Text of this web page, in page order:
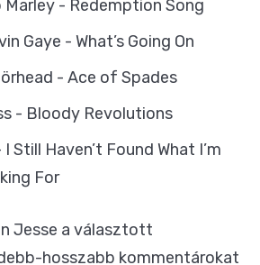
Marley - Redemption Song
Gaye - What’s Going On
- Ace of Spades
- Bloody Revolutions
I Still Haven’t Found What I’m
For
Jesse a választott
hosszabb kommentárokat